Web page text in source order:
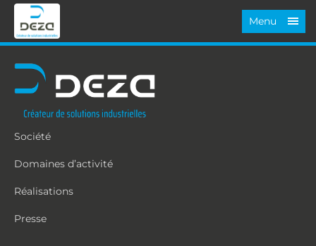
Menu
Société
Domaines d’activité
Réalisations
Presse